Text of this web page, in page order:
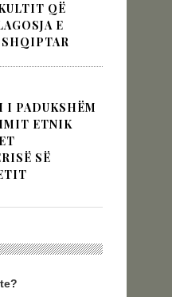
QË
E
I PADUKSHËM
ETNIK
SË